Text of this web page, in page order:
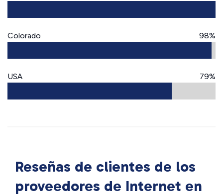
Colorado 98%
USA 79%
Reseñas de clientes de los
proveedores de Internet en